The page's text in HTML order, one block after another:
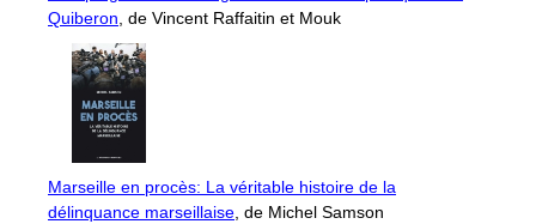
Quiberon, de Vincent Raffaitin et Mouk
Marseille en procès: La véritable histoire de la
délinquance marseillaise, de Michel Samson